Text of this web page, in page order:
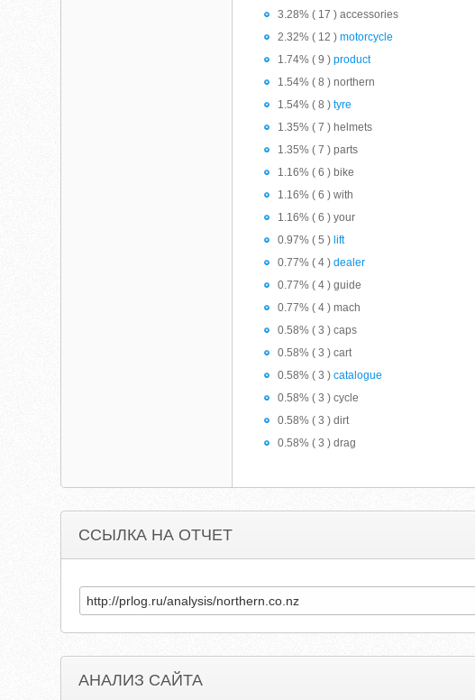
3.28% ( 17 ) accessories
2.32% ( 12 )motorcycle
1.74% ( 9 )product
1.54% ( 8 ) northern
1.54% ( 8 )tyre
1.35% ( 7 ) helmets
1.35% ( 7 ) parts
1.16% ( 6 ) bike
1.16% ( 6 ) with
1.16% ( 6 ) your
0.97% ( 5 ) lift
0.77% ( 4 )dealer
0.77% ( 4 ) guide
0.77% ( 4 ) mach
0.58% ( 3 ) caps
0.58% ( 3 ) cart
0.58% ( 3 )catalogue
0.58% ( 3 ) cycle
0.58% ( 3 ) dirt
0.58% ( 3 ) drag
ССЫЛКА НА ОТЧЕТ
АНАЛИЗ САЙТА